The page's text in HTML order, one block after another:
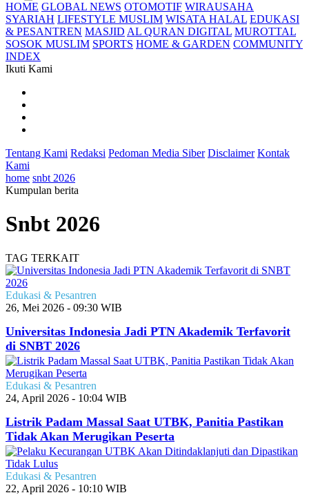
HOME GLOBAL NEWS OTOMOTIF WIRAUSAHA
SYARIAH LIFESTYLE MUSLIM WISATA HALAL EDUKASI
& PESANTREN MASJID AL QURAN DIGITAL MUROTTAL
SOSOK MUSLIM SPORTS HOME & GARDEN COMMUNITY
INDEX
Ikuti Kami
Tentang Kami Redaksi Pedoman Media Siber Disclaimer Kontak
Kami
home snbt 2026
Kumpulan berita
Snbt 2026
TAG TERKAIT
Edukasi & Pesantren
26, Mei 2026 - 09:30 WIB
Universitas Indonesia Jadi PTN Akademik Terfavorit
di SNBT 2026
Edukasi & Pesantren
24, April 2026 - 10:04 WIB
Listrik Padam Massal Saat UTBK, Panitia Pastikan
Tidak Akan Merugikan Peserta
Edukasi & Pesantren
22, April 2026 - 10:10 WIB